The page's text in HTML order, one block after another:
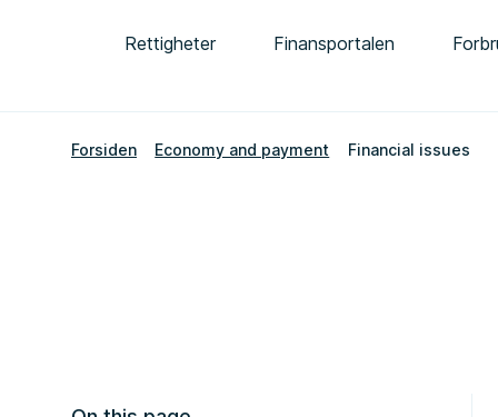
Rettigheter Finansportalen
Forsiden Economy and payment Financial issues